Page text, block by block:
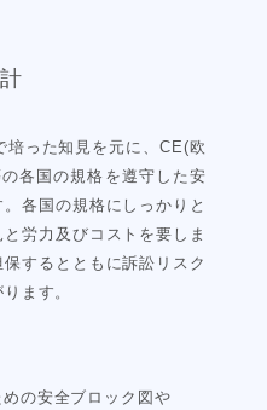
った知見を元に、CE(欧
各国の規格を遵守した安
各国の規格にしっかりと
労力及びコストを要しま
するとともに訴訟リスク
ます。
の安全ブロック図や